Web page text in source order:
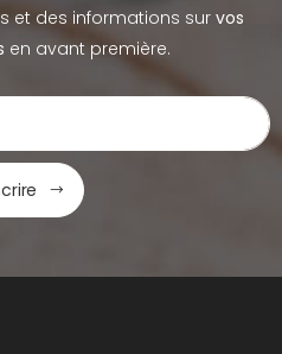
et des informations sur vos
en avant première.